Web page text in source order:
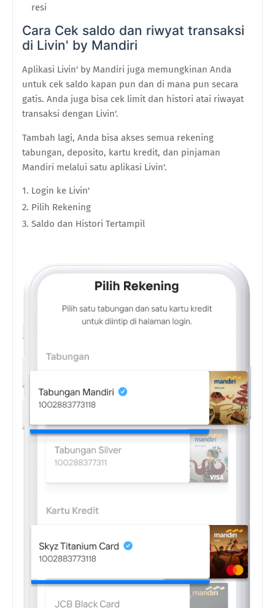
resi
Cara Cek saldo dan riwyat transaksi
di Livin' by Mandiri
Aplikasi Livin' by Mandiri juga memungkinan Anda
untuk cek saldo kapan pun dan di mana pun secara
gatis. Anda juga bisa cek limit dan histori atai riwayat
transaksi dengan Livin'.
Tambah lagi, Anda bisa akses semua rekening
tabungan, deposito, kartu kredit, dan pinjaman
Mandiri melalui satu aplikasi Livin'.
Login ke Livin'
Pilih Rekening
Saldo dan Histori Tertampil